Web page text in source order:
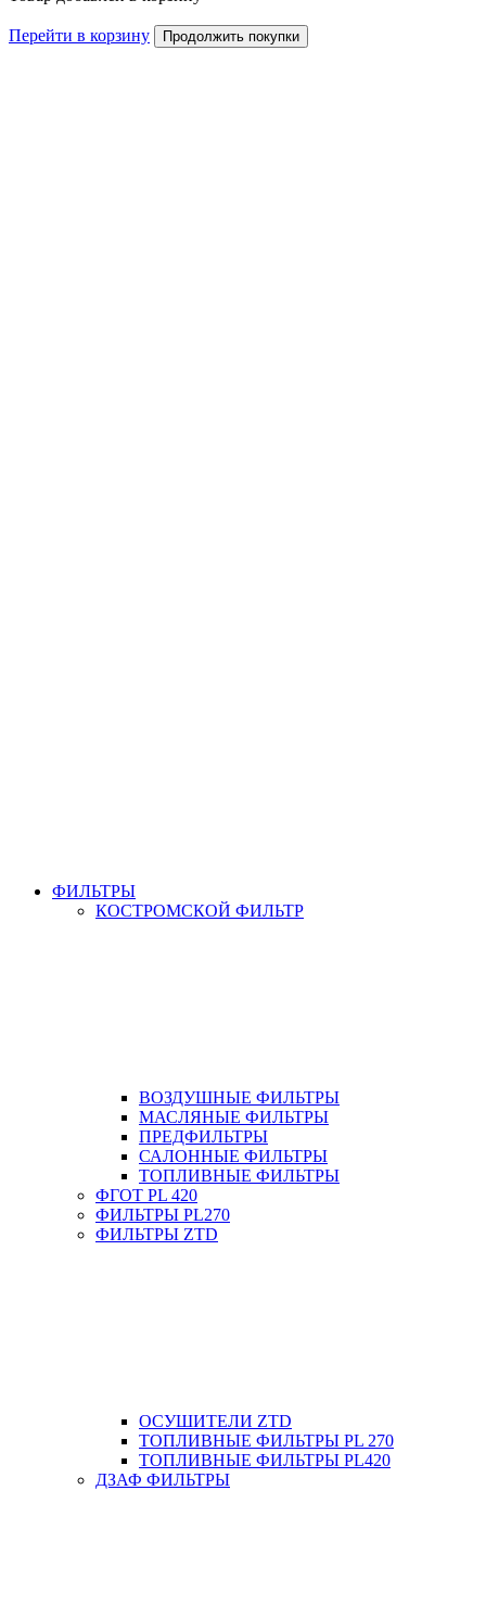
Перейти в корзину Продолжить покупки
ФИЛЬТРЫ
КОСТРОМСКОЙ ФИЛЬТР
ВОЗДУШНЫЕ ФИЛЬТРЫ
МАСЛЯНЫЕ ФИЛЬТРЫ
ПРЕДФИЛЬТРЫ
САЛОННЫЕ ФИЛЬТРЫ
ТОПЛИВНЫЕ ФИЛЬТРЫ
ФГОТ PL 420
ФИЛЬТРЫ PL270
ФИЛЬТРЫ ZTD
ОСУШИТЕЛИ ZTD
ТОПЛИВНЫЕ ФИЛЬТРЫ PL 270
ТОПЛИВНЫЕ ФИЛЬТРЫ PL420
ДЗАФ ФИЛЬТРЫ